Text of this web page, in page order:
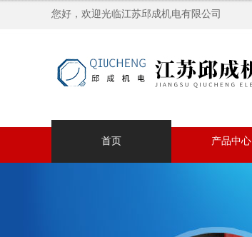
您好，欢迎光临江苏邱成机电有限公司
首页 产品中心